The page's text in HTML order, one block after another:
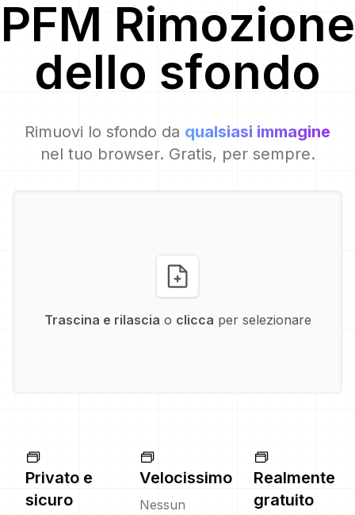
PFM Rimozione
dello sfondo
Rimuovi lo sfondo da qualsiasi immagine
nel tuo browser. Gratis, per sempre.
Trascina e rilascia o clicca per selezionare
Privato e
sicuro
Velocissimo
Nessun
Realmente
gratuito